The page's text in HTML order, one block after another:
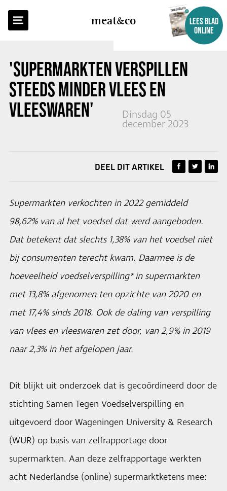
meatco
LEES BLAD
ONLINE
'SUPERMARKTEN VERSPILLEN
STEEDS MINDER VLEES EN
VLEESWAREN'
Dinsdag 05
december 2023
TERUG NAAR OVERZICHT
DEEL DIT ARTIKEL
Supermarkten verkochten in 2022 gemiddeld
98,62% van al het voedsel dat werd aangeboden.
Dat betekent dat slechts 1,38% van het voedsel niet
bij consumenten terecht kwam. Daarmee is de
hoeveelheid voedselverspilling* in supermarkten
met 13,8% afgenomen ten opzichte van 2020 en
met 17,4% sinds 2018. Ook de daling van verspilling
van vlees en vleeswaren zet door, van 2,9% in 2019
naar 2,3% in het afgelopen jaar.
Dit blijkt uit onderzoek dat is gecoördineerd door de
stichting Samen Tegen Voedselverspilling en
uitgevoerd door Wageningen University & Research
(WUR) op basis van zelfrapportage door
supermarkten. Aan deze zelfrapportage werkten
acht Nederlandse (online) supermarktketens mee: